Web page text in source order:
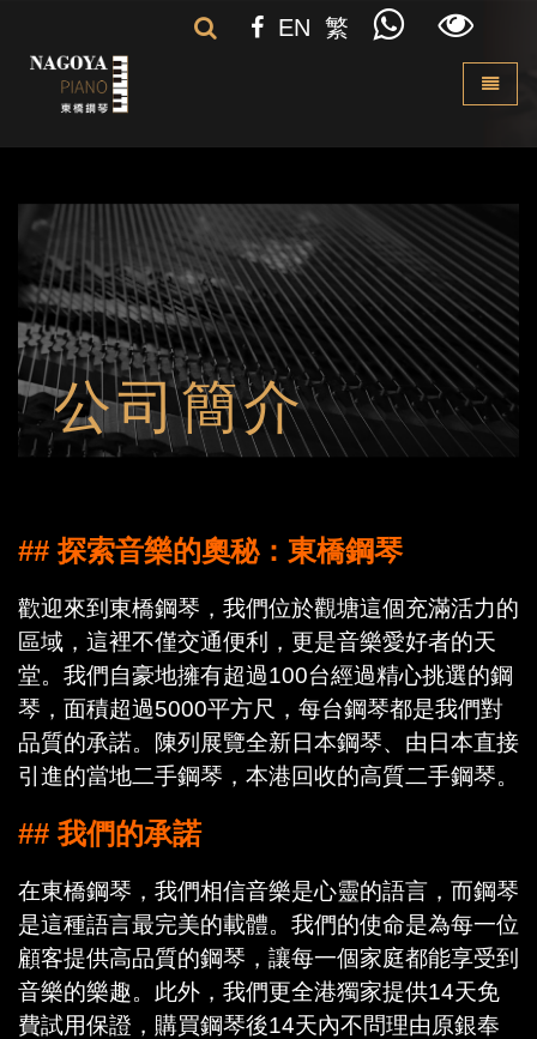
Toggle
EN 繁
公司簡介
## 探索音樂的奧秘：東橋鋼琴
歡迎來到東橋鋼琴，我們位於觀塘這個充滿活力的
區域，這裡不僅交通便利，更是音樂愛好者的天
堂。我們自豪地擁有超過100台經過精心挑選的鋼
琴，面積超過5000平方尺，每台鋼琴都是我們對
品質的承諾。陳列展覽全新日本鋼琴、由日本直接
引進的當地二手鋼琴，本港回收的高質二手鋼琴。
## 我們的承諾
在東橋鋼琴，我們相信音樂是心靈的語言，而鋼琴
是這種語言最完美的載體。我們的使命是為每一位
顧客提供高品質的鋼琴，讓每一個家庭都能享受到
音樂的樂趣。此外，我們更全港獨家提供14天免
費試用保證，購買鋼琴後14天內不問理由原銀奉